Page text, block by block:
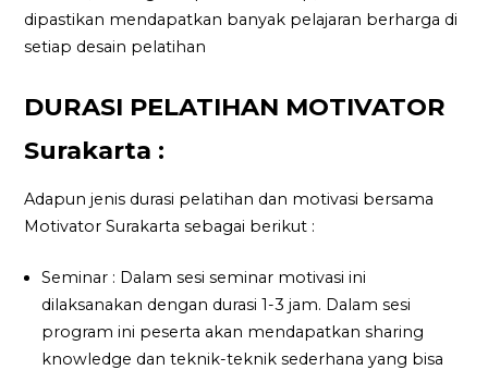
dipastikan mendapatkan banyak pelajaran berharga di
setiap desain pelatihan
DURASI PELATIHAN MOTIVATOR
Surakarta :
Adapun jenis durasi pelatihan dan motivasi bersama
Motivator Surakarta sebagai berikut :
Seminar : Dalam sesi seminar motivasi ini
dilaksanakan dengan durasi 1-3 jam. Dalam sesi
program ini peserta akan mendapatkan sharing
knowledge dan teknik-teknik sederhana yang bisa